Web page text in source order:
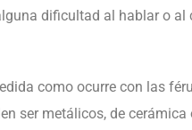
dificultad al hablar o al
como ocurre con las
ser metálicos, de